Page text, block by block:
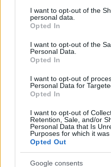
not limited to your visit or
grant or deny consent to
use your data for below
consent section.
I want to opt-out of the
personal data.
Opted In
I want to opt-out of the
Personal Data.
Opted In
I want to opt-out of
Personal Data for
Opted In
I want to opt-out of
Retention, Sale, and/or
Personal Data that Is
Purposes for which it was
Opted Out
Google consents
Meccs Center
Paris Saint-
Manchester
Nya Ullevi, Göteborg
2026-08-08 17:00
1 nap 15 óra 47 perc 15